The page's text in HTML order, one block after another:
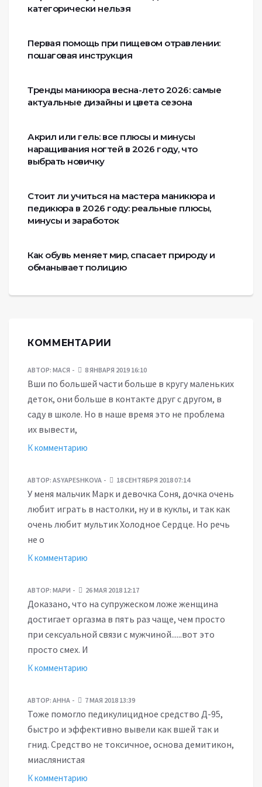
категорически нельзя
Первая помощь при пищевом отравлении:
пошаговая инструкция
Тренды маникюра весна-лето 2026: самые
актуальные дизайны и цвета сезона
Акрил или гель: все плюсы и минусы
наращивания ногтей в 2026 году, что
выбрать новичку
Стоит ли учиться на мастера маникюра и
педикюра в 2026 году: реальные плюсы,
минусы и заработок
Как обувь меняет мир, спасает природу и
обманывает полицию
КОММЕНТАРИИ
АВТОР: МАСЯ 8 ЯНВАРЯ 2019 16:10
Вши по большей части больше в кругу маленьких
деток, они больше в контакте друг с другом, в
саду в школе. Но в наше время это не проблема
их вывести,
К комментарию
АВТОР: ASYAPESHKOVA 18 СЕНТЯБРЯ 2018 07:14
У меня мальчик Марк и девочка Соня, дочка очень
любит играть в настолки, ну и в куклы, и так как
очень любит мультик Холодное Сердце. Но речь
не о
К комментарию
АВТОР: МАРИ 26 МАЯ 2018 12:17
Доказано, что на супружеском ложе женщина
достигает оргазма в пять раз чаще, чем просто
при сексуальной связи с мужчиной......вот это
просто смех. И
К комментарию
АВТОР: АННА 7 МАЯ 2018 13:39
Тоже помогло педикулицидное средство Д-95,
быстро и эффективно вывели как вшей так и
гнид. Средство не токсичное, основа демитикон,
миаслянистая
К комментарию